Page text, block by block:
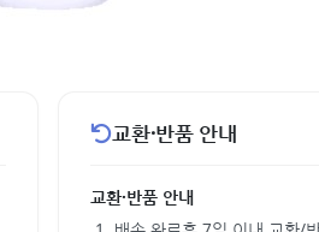
교환·반품 안내
교환·반품 안내